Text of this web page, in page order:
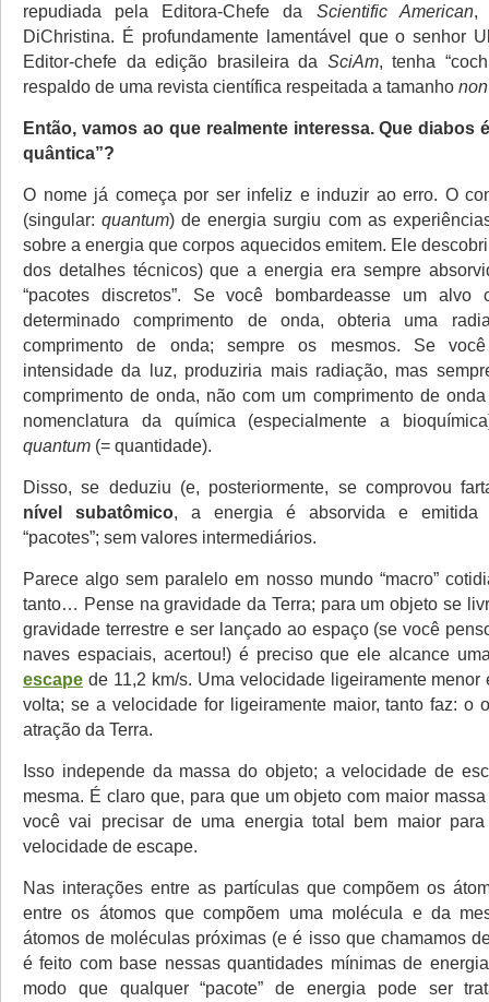
repudiada pela Editora-Chefe da Scientific American,
DiChristina. É profundamente lamentável que o senhor
Editor-chefe da edição brasileira da SciAm, tenha
respaldo de uma revista científica respeitada a tamanho
Então, vamos ao que realmente interessa. Que diabos
quântica”?
O nome já começa por ser infeliz e induzir ao erro. O
(singular:quantum) de energia surgiu com as
sobre a energia que corpos aquecidos emitem. Ele
dos detalhes técnicos) que a energia era sempre
“pacotes discretos”. Se você bombardeasse um
determinado comprimento de onda, obteria uma
comprimento de onda; sempre os mesmos. Se
intensidade da luz, produziria mais radiação, mas
comprimento de onda, não com um comprimento de
nomenclatura da química (especialmente a
quantum (= quantidade).
Disso, se deduziu (e, posteriormente, se comprovou
nível subatômico, a energia é absorvida e emitida
“pacotes”; sem valores intermediários.
Parece algo sem paralelo em nosso mundo “macro”
tanto… Pense na gravidade da Terra; para um objeto se
gravidade terrestre e ser lançado ao espaço (se você
naves espaciais, acertou!) é preciso que ele alcance
escape de 11,2 km/s. Uma velocidade ligeiramente
volta; se a velocidade for ligeiramente maior, tanto faz: o
atração da Terra.
Isso independe da massa do objeto; a velocidade de
mesma. É claro que, para que um objeto com maior massa
você vai precisar de uma energia total bem maior
velocidade de escape.
Nas interações entre as partículas que compõem os
entre os átomos que compõem uma molécula e da
átomos de moléculas próximas (e é isso que chamamos
é feito com base nessas quantidades mínimas de
modo que qualquer “pacote” de energia pode ser